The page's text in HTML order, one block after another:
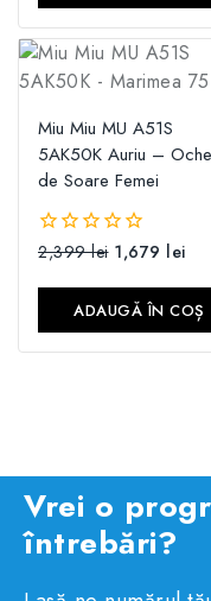
Miu Miu MU A51S
5AK50K Auriu –
de Soare Femei
0
5
2,399lei 1,679 lei
ADAUGĂ ÎN COȘ
Vrei o
întrebări?